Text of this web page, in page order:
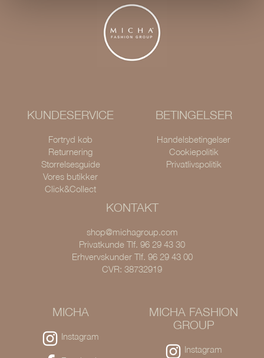
KUNDESERVICE
Fortryd køb
Returnering
Størrelsesguide
Vores butikker
Click&Collect
BETINGELSER
Handelsbetingelser
Cookiepolitik
Privatlivspolitik
KONTAKT
shop@michagroup.com
Privatkunde Tlf. 96 29 43 30
Erhvervskunder Tlf. 96 29 43 00
CVR: 38732919
MICHA
Instagram
MICHA FASHION
GROUP
Instagram